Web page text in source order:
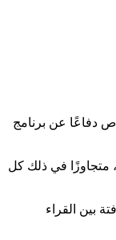
دفاعًا عن برنامج
متجاوزًا في ذلك كل
بين القراء